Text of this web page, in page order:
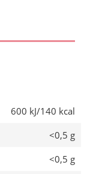
600 kJ/140 kcal
<0,5 g
<0,5 g